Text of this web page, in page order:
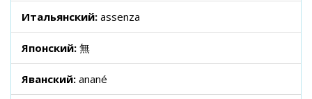
Итальянский: assenza
Японский: 無
Яванский: anané